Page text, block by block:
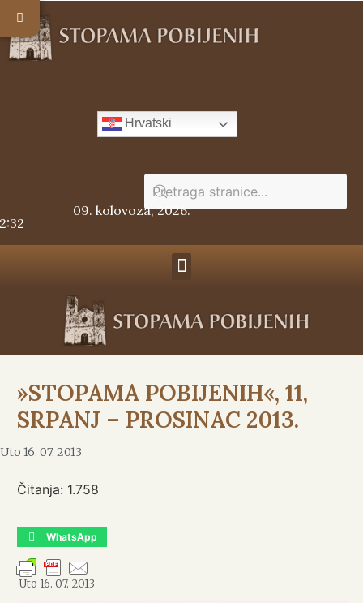
Hrvatski
09. kolovoza, 2026.
»STOPAMA POBIJENIH«, 11,
SRPANJ – PROSINAC 2013.
Uto 16. 07. 2013
Čitanja: 1.758
WhatsApp
Uto 16. 07. 2013